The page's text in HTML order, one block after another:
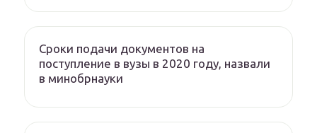
Сроки подачи документов на
поступление в вузы в 2020 году, назвали
в минобрнауки